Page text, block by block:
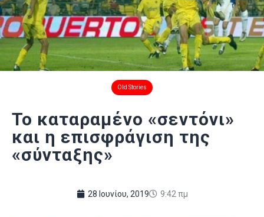
Old Stories
Το καταραμένο «σεντόνι»
και η επισφράγιση της
«σύνταξης»
28 Ιουνίου, 2019 9:42 πμ